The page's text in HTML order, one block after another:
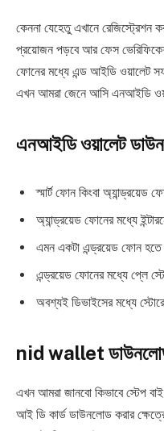
কেননা যেহেতু এখানে রেজিস্ট্রেশন
প্রয়োজন পড়বে আর ফেস
ফোনের মধ্যে এন্ড আইডি ওয়ালেট
এখন আমরা জেনে আসি এনআইডি
এনআইডি ওয়ালেট
স্মার্ট ফোন কিংবা অ্যান্ড্রয়েড
অ্যান্ড্রয়েড ফোনের মধ্যে
এমন একটা এন্ড্রয়েড ফোন হতে
এন্ড্রয়েড ফোনের মধ্যে প্লে
অবশ্যই ডিভাইসের মধ্যে
nid wallet ডাউনলোড
এখন আমরা জানবো কিভাবে স্টেপ
আই ডি কার্ড ডাউনলোড করার